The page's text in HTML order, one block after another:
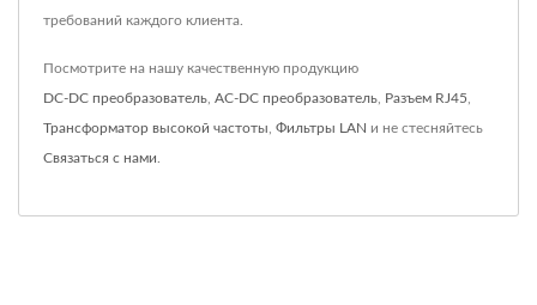
требований каждого клиента.
Посмотрите на нашу качественную продукцию
DC-DC преобразователь, AC-DC преобразователь, Разъем RJ45,
Трансформатор высокой частоты, Фильтры LAN и не стесняйтесь
Связаться с нами.